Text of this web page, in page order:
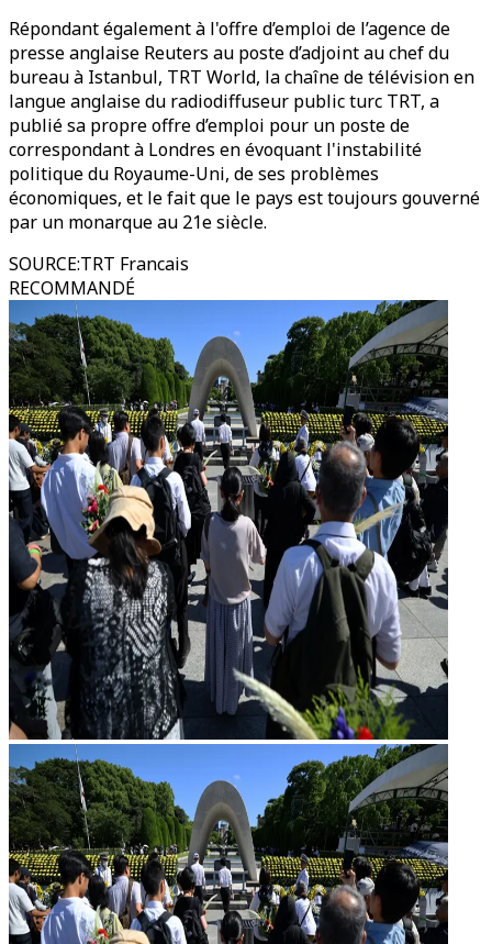
Répondant également à l'offre d’emploi de l’agence de
presse anglaise Reuters au poste d’adjoint au chef du
bureau à Istanbul, TRT World, la chaîne de télévision en
langue anglaise du radiodiffuseur public turc TRT, a
publié sa propre offre d’emploi pour un poste de
correspondant à Londres en évoquant l'instabilité
politique du Royaume-Uni, de ses problèmes
économiques, et le fait que le pays est toujours gouverné
par un monarque au 21e siècle.
SOURCE:TRT Francais
RECOMMANDÉ